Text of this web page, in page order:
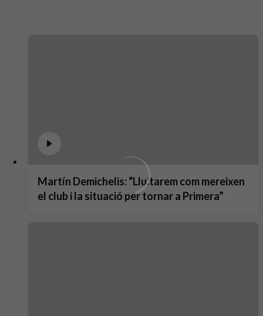
Martín Demichelis: “Lluitarem com mereixen
el club i la situació per tornar a Primera”